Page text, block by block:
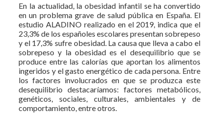
En la actualidad, la obesidad infantil se ha convertido
en un problema grave de salud pública en España. El
estudio ALADINO realizado en el 2019, indica que el
23,3% de los españoles escolares presentan sobrepeso
y el 17,3% sufre obesidad. La causa que lleva a cabo el
sobrepeso y la obesidad es el desequilibrio que se
produce entre las calorías que aportan los alimentos
ingeridos y el gasto energético de cada persona. Entre
los factores involucrados en que se produzca este
desequilibrio destacaríamos: factores metabólicos,
genéticos, sociales, culturales, ambientales y de
comportamiento, entre otros.